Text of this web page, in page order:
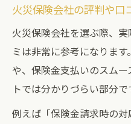
火災保険会社の評判や口
火災保険会社を選ぶ際、
ミは非常に参考になりま
や、保険金支払いのスム
トでは分かりづらい部分で
例えば「保険金請求時の